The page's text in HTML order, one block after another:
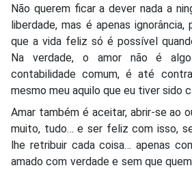
Não querem ficar a dever nada a
liberdade, mas é apenas
que a vida feliz só é possível
Na verdade, o amor não é
contabilidade comum, é até
mesmo meu aquilo que eu tiver sido
Amar também é aceitar, abrir-se ao
muito, tudo… e ser feliz com isso,
lhe retribuir cada coisa… apenas
amado com verdade e sem que